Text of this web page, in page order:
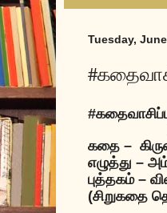
Tuesday,
#
கதை –
எழுத்து –
புத்தகம்–
(சிறுகதை